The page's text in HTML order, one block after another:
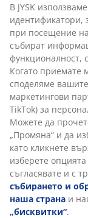
В JYSK
идентификатори,
при посещение
събират
функционалност,
Когато приемате
споделяме
маркетингови
TikTok) за
Можете да
„Промяна“ и да
като кликнете
изберете
съгласявате и с
събирането и
наша страна и
„бисквитки“.